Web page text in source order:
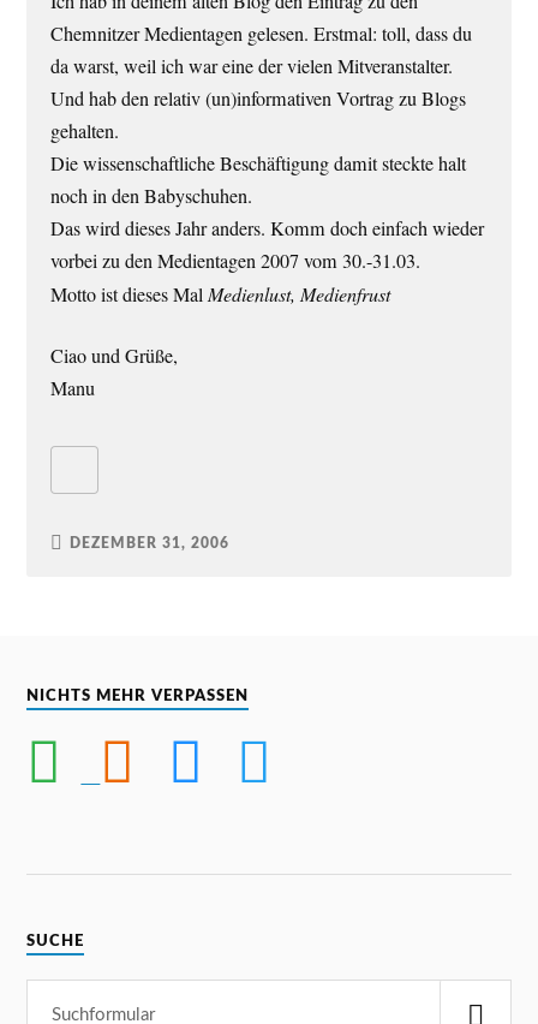
Chemnitzer Medientagen gelesen. Erstmal: toll, dass du
da warst, weil ich war eine der vielen Mitveranstalter.
Und hab den relativ (un)informativen Vortrag zu Blogs
gehalten.
Die wissenschaftliche Beschäftigung damit steckte halt
noch in den Babyschuhen.
Das wird dieses Jahr anders. Komm doch einfach wieder
vorbei zu den Medientagen 2007 vom 30.-31.03.
Motto ist dieses MalMedienlust, Medienfrust
Ciao und Grüße,
Manu
DEZEMBER 31, 2006
NICHTS MEHR VERPASSEN
SUCHE